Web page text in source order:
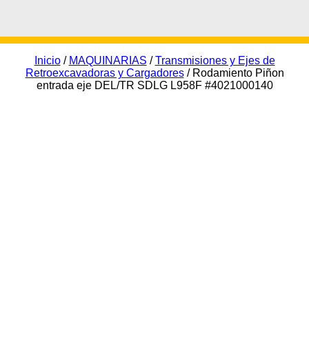
Inicio/ MAQUINARIAS /Transmisiones y Ejes de
Retroexcavadoras y Cargadores/ Rodamiento Piñon
entrada eje DEL/TR SDLG L958F #4021000140